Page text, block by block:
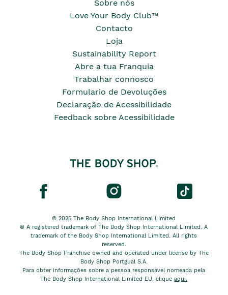
Sobre nós
Love Your Body Club™
Contacto
Loja
Sustainability Report
Abre a tua Franquia
Trabalhar connosco
Formulario de Devoluções
Declaração de Acessibilidade
Feedback sobre Acessibilidade
© 2025 The Body Shop International Limited
® A registered trademark of The Body Shop International Limited. A
trademark of the Body Shop International Limited. All rights
reserved.
The Body Shop Franchise owned and operated under license by The
Body Shop Portgual S.A.
Para obter informações sobre a pessoa responsável nomeada pela
The Body Shop International Limited EU, cliqueaqui.